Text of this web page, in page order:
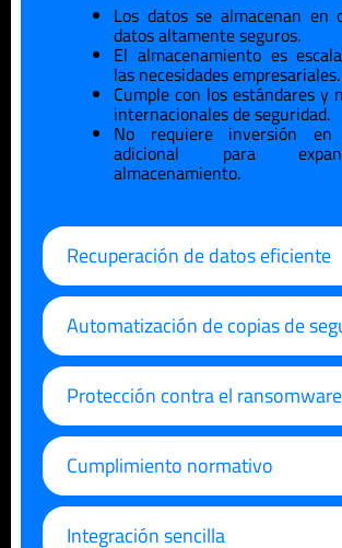
Los datos se almacenan en
datos altamente seguros.
El almacenamiento es
las necesidades empresariales.
Cumple con los estándares y
internacionales de seguridad.
No requiere inversión en
adicional para
almacenamiento.
Recuperación de datos eficiente
Automatización de copias de
Protección contra el ransomware
Cumplimiento normativo
Integración sencilla